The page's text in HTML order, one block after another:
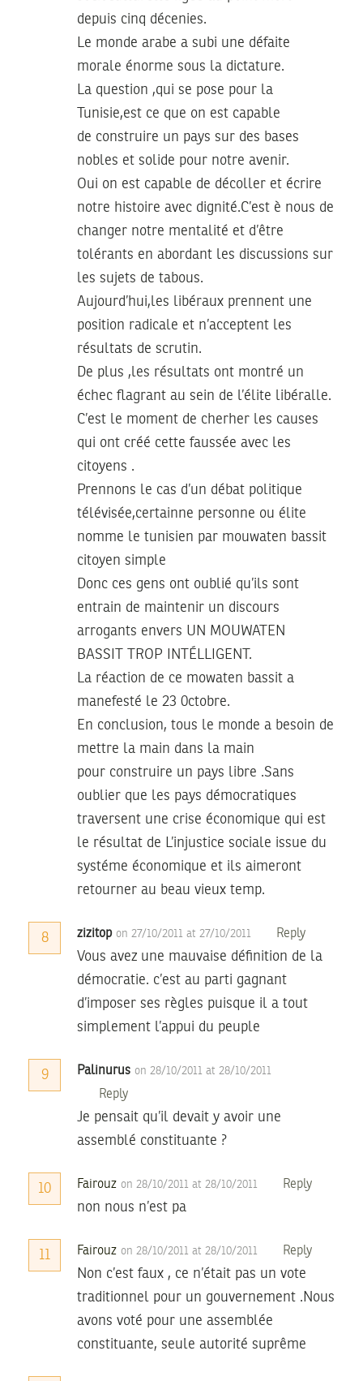
depuis cinq décenies.
Le monde arabe a subi une défaite
morale énorme sous la dictature.
La question ,qui se pose pour la
Tunisie,est ce que on est capable
de construire un pays sur des bases
nobles et solide pour notre avenir.
Oui on est capable de décoller et écrire
notre histoire avec dignité.C’est è nous de
changer notre mentalité et d’être
tolérants en abordant les discussions sur
les sujets de tabous.
Aujourd’hui,les libéraux prennent une
position radicale et n’acceptent les
résultats de scrutin.
De plus ,les résultats ont montré un
échec flagrant au sein de l’élite libéralle.
C’est le moment de cherher les causes
qui ont créé cette faussée avec les
citoyens .
Prennons le cas d’un débat politique
télévisée,certainne personne ou élite
nomme le tunisien par mouwaten bassit
citoyen simple
Donc ces gens ont oublié qu’ils sont
entrain de maintenir un discours
arrogants envers UN MOUWATEN
BASSIT TROP INTÉLLIGENT.
La réaction de ce mowaten bassit a
manefesté le 23 0ctobre.
En conclusion, tous le monde a besoin de
mettre la main dans la main
pour construire un pays libre .Sans
oublier que les pays démocratiques
traversent une crise économique qui est
le résultat de L’injustice sociale issue du
systéme économique et ils aimeront
retourner au beau vieux temp.
8 zizitop on 27/10/2011 at 27/10/2011 Reply
Vous avez une mauvaise définition de la
démocratie. c’est au parti gagnant
d’imposer ses règles puisque il a tout
simplement l’appui du peuple
9 Palinurus on 28/10/2011 at 28/10/2011
Reply
Je pensait qu’il devait y avoir une
assemblé constituante ?
10 Fairouz on 28/10/2011 at 28/10/2011 Reply
non nous n’est pa
11 Fairouz on 28/10/2011 at 28/10/2011 Reply
Non c’est faux , ce n’était pas un vote
traditionnel pour un gouvernement .Nous
avons voté pour une assemblée
constituante, seule autorité suprême